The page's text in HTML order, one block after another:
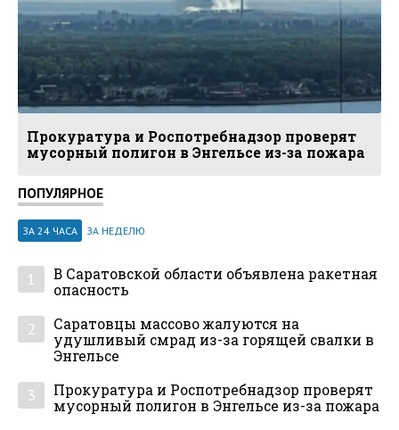
Прокуратура и Роспотребнадзор проверят
мусорный полигон в Энгельсе из-за пожара
ПОПУЛЯРНОЕ
ЗА 24 ЧАСА ЗА НЕДЕЛЮ
1
В Саратовской области объявлена ракетная
опасность
2
Саратовцы массово жалуются на
удушливый смрад из-за горящей свалки в
Энгельсе
3
Прокуратура и Роспотребнадзор проверят
мусорный полигон в Энгельсе из-за пожара